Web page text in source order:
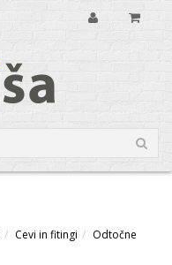
Cevi in fitingi Odtočne